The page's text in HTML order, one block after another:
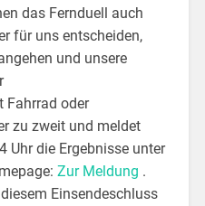
das Fernduell auch
für uns entscheiden,
und unsere
oder
zu zweit und meldet
Uhr die Ergebnisse unter
Zur Meldung .
Einsendeschluss